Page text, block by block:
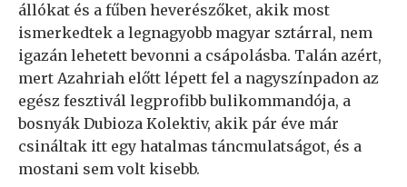
állókat és a fűben heverészőket, akik most
ismerkedtek a legnagyobb magyar sztárral, nem
igazán lehetett bevonni a csápolásba. Talán azért,
mert Azahriah előtt lépett fel a nagyszínpadon az
egész fesztivál legprofibb bulikommandója, a
bosnyák Dubioza Kolektiv, akik pár éve már
csináltak itt egy hatalmas táncmulatságot, és a
mostani sem volt kisebb.